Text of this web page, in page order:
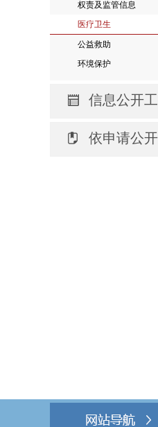
权责及监管信息
医疗卫生
公益救助
环境保护
信息公开
依申请公开